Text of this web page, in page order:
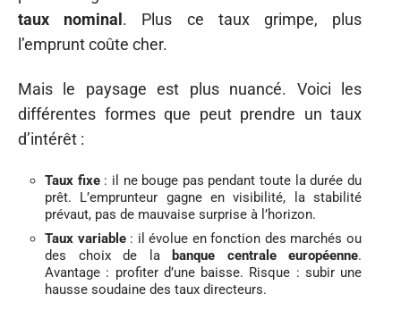
taux nominal. Plus ce taux grimpe, plus
l’emprunt coûte cher.
Mais le paysage est plus nuancé. Voici les
différentes formes que peut prendre un taux
d’intérêt :
Taux fixe: il ne bouge pas pendant toute la durée du
prêt. L’emprunteur gagne en visibilité, la stabilité
prévaut, pas de mauvaise surprise à l’horizon.
Taux variable: il évolue en fonction des marchés ou
des choix de la
banque centrale européenne.
Avantage : profiter d’une baisse. Risque : subir une
hausse soudaine des taux directeurs.